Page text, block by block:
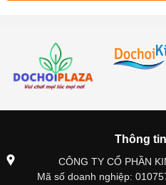
Thông
CÔNG TY CỔ PHẦN
Mã số doanh nghiệp: